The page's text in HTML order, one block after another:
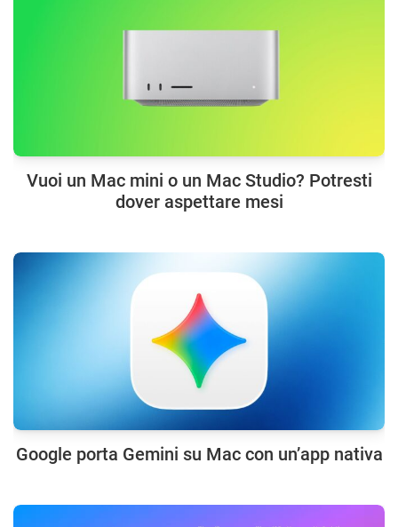
Vuoi un Mac mini o un Mac Studio? Potresti
dover aspettare mesi
Google porta Gemini su Mac con un’app nativa